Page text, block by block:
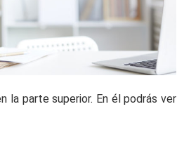
la parte superior. En él podrás ver